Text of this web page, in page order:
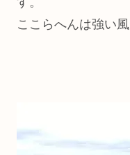
ここらへんは強い